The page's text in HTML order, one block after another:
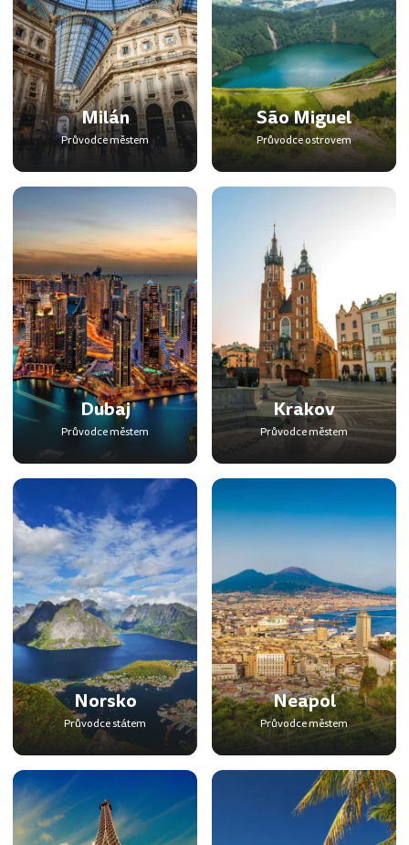
Milán
Průvodce městem
São Miguel
Průvodce ostrovem
Dubaj
Průvodce městem
Krakov
Průvodce městem
Norsko
Průvodce státem
Neapol
Průvodce městem